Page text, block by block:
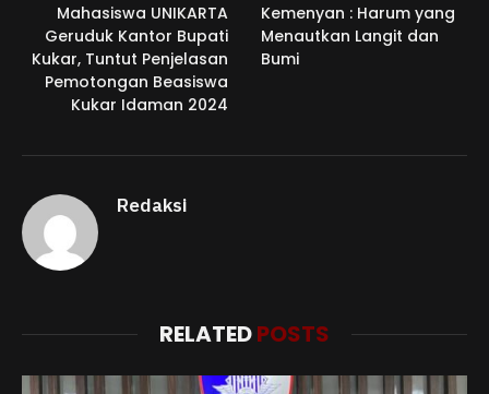
Mahasiswa UNIKARTA
Geruduk Kantor Bupati
Kukar, Tuntut Penjelasan
Pemotongan Beasiswa
Kukar Idaman 2024
Kemenyan : Harum yang
Menautkan Langit dan
Bumi
Redaksi
RELATEDPOSTS